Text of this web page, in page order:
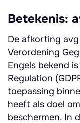
Betekenis:
De afkorting
Verordening
Engels bekend
Regulation
toepassing
heeft als doel
beschermen. In